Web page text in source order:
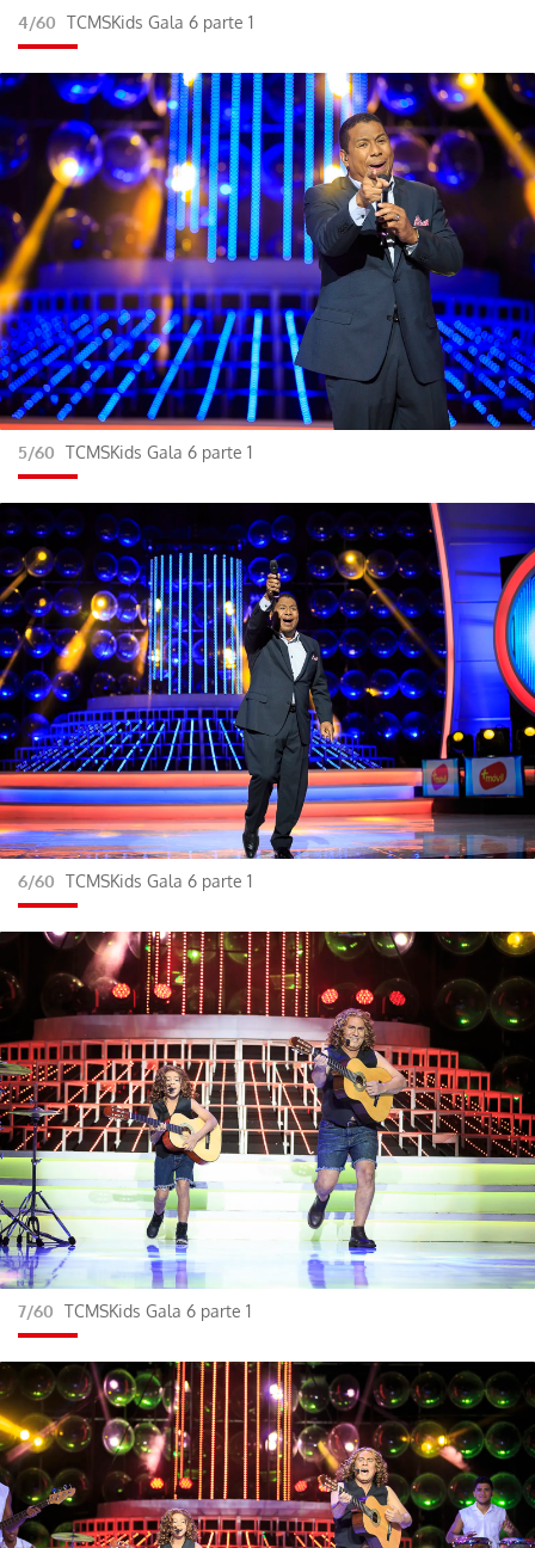
4/60 TCMSKids Gala 6 parte 1
5/60 TCMSKids Gala 6 parte 1
6/60 TCMSKids Gala 6 parte 1
7/60 TCMSKids Gala 6 parte 1